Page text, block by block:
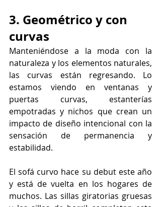
3. Geométrico y con
curvas
Manteniéndose a la moda con la
naturaleza y los elementos naturales,
las curvas están regresando. Lo
estamos viendo en ventanas y
puertas curvas, estanterías
empotradas y nichos que crean un
impacto de diseño intencional con la
sensación de permanencia y
estabilidad.
El sofá curvo hace su debut este año
y está de vuelta en los hogares de
muchos. Las sillas giratorias gruesas